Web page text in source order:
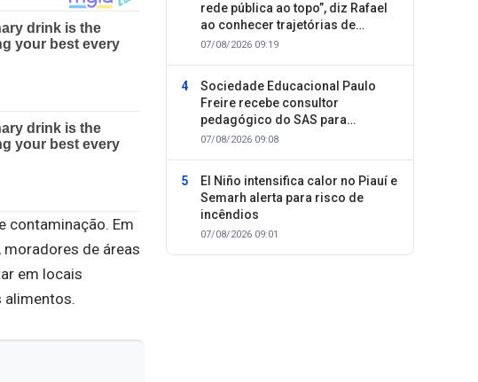
contaminação. Em
de áreas
em locais
alimentos.
rede pública ao topo”, diz Rafael
ao conhecer trajetórias de
sucesso
07/08/2026 09:19
Sociedade Educacional Paulo
Freire recebe consultor
pedagógico do SAS para
planejamento do segundo
07/08/2026 09:08
El Niño intensifica calor no Piauí e
Semarh alerta para risco de
incêndios
07/08/2026 09:01